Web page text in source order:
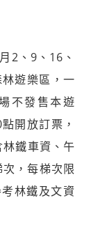
2、9、16、
遊樂區，一
不發售本遊
開放訂票，
鐵車資、午
，每梯次限
林鐵及文資